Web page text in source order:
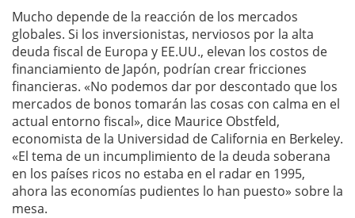
Mucho depende de la reacción de los mercados
globales. Si los inversionistas, nerviosos por la alta
deuda fiscal de Europa y EE.UU., elevan los costos de
financiamiento de Japón, podrían crear fricciones
financieras. «No podemos dar por descontado que los
mercados de bonos tomarán las cosas con calma en el
actual entorno fiscal», dice Maurice Obstfeld,
economista de la Universidad de California en Berkeley.
«El tema de un incumplimiento de la deuda soberana
en los países ricos no estaba en el radar en 1995,
ahora las economías pudientes lo han puesto» sobre la
mesa.